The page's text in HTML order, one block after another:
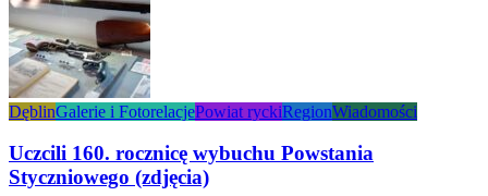
DęblinGalerie i FotorelacjePowiat ryckiRegionWiadomości
Uczcili 160. rocznicę wybuchu Powstania
Styczniowego (zdjęcia)